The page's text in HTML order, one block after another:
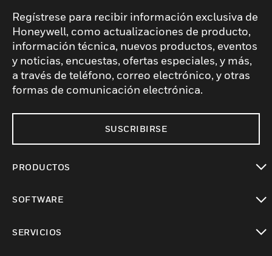
Regístrese para recibir información exclusiva de
Honeywell, como actualizaciones de producto,
información técnica, nuevos productos, eventos
y noticias, encuestas, ofertas especiales, y más,
a través de teléfono, correo electrónico, y otras
formas de comunicación electrónica.
SUSCRIBIRSE
PRODUCTOS
SOFTWARE
SERVICIOS